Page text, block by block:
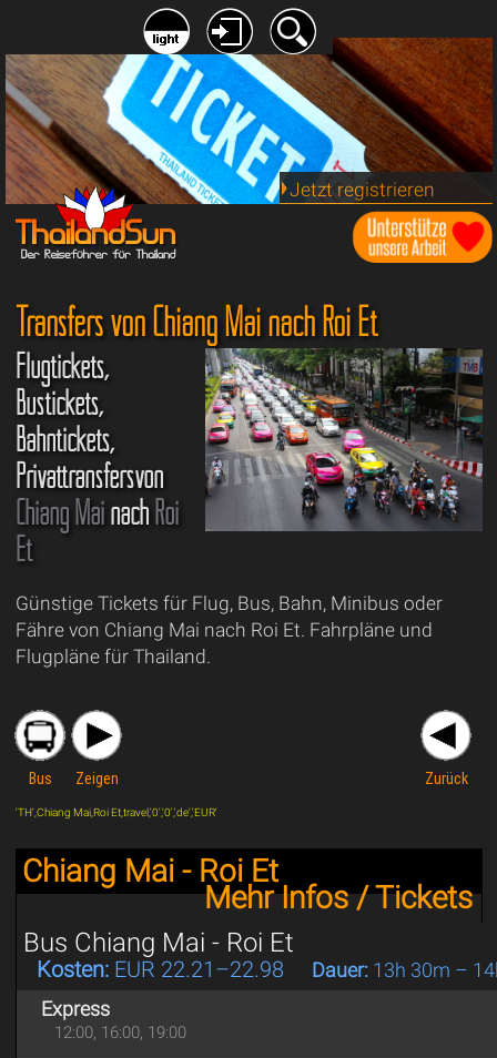
Jetzt registrieren
Transfers von Chiang Mai nach Roi Et
Flugtickets,
Bustickets,
Bahntickets,
Privattransfersvon
Chiang Mainach Roi
Et
Günstige Tickets für Flug, Bus, Bahn, Minibus oder
Fähre von Chiang Mai nach Roi Et. Fahrpläne und
Flugpläne für Thailand.
Bus Zeigen Zurück
'TH',Chiang Mai,Roi Et,travel,'0','0','de','EUR'
Chiang Mai - Roi Et
Mehr Infos / Tickets
Bus Chiang Mai - Roi Et
Kosten:EUR 22.21–22.98 Dauer:13h 30m –
Express
12:00, 16:00, 19:00